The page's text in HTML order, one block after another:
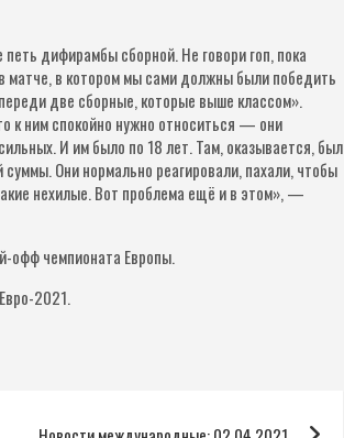
дифирамбы сборной. Не говори гоп, пока
матче, в котором мы сами должны были победить
две сборные, которые выше классом».
к ним спокойно нужно относиться — они
И им было по 18 лет. Там, оказывается, был
Они нормально реагировали, пахали, чтобы
нехилые. Вот проблема ещё и в этом», —
офф чемпионата Европы.
2021.